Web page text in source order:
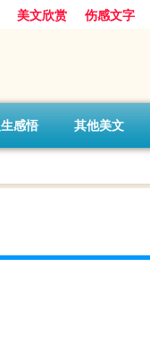
美文欣赏 伤感文字
感悟 其他美文